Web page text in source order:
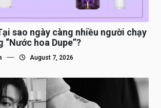
sao ngày càng nhiều người chạy
“Nước hoa Dupe”?
August 7, 2026